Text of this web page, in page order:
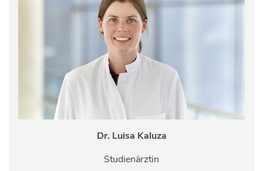
Dr. Luisa Kaluza
Studienärztin